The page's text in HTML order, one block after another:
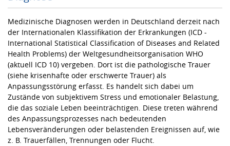
Medizinische Diagnosen werden in Deutschland derzeit nach
der Internationalen Klassifikation der Erkrankungen (ICD -
International Statistical Classification of Diseases and Related
Health Problems) der Weltgesundheitsorganisation WHO
(aktuell ICD 10) vergeben. Dort ist die pathologische Trauer
(siehe krisenhafte oder erschwerte Trauer) als
Anpassungsstörung erfasst. Es handelt sich dabei um
Zustände von subjektivem Stress und emotionaler Belastung,
die das soziale Leben beeinträchtigen. Diese treten während
des Anpassungsprozesses nach bedeutenden
Lebensveränderungen oder belastenden Ereignissen auf, wie
z. B. Trauerfällen, Trennungen oder Flucht.